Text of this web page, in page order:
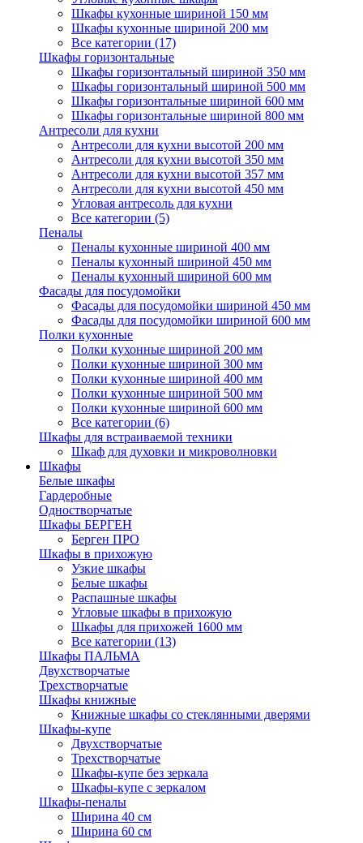
Шкафы кухонные шириной 150 мм
Шкафы кухонные шириной 200 мм
Все категории (17)
Шкафы горизонтальные
Шкафы горизонтальный шириной 350 мм
Шкафы горизонтальный шириной 500 мм
Шкафы горизонтальные шириной 600 мм
Шкафы горизонтальные шириной 800 мм
Антресоли для кухни
Антресоли для кухни высотой 200 мм
Антресоли для кухни высотой 350 мм
Антресоли для кухни высотой 357 мм
Антресоли для кухни высотой 450 мм
Угловая антресоль для кухни
Все категории (5)
Пеналы
Пеналы кухонные шириной 400 мм
Пеналы кухонный шириной 450 мм
Пеналы кухонный шириной 600 мм
Фасады для посудомойки
Фасады для посудомойки шириной 450 мм
Фасады для посудомойки шириной 600 мм
Полки кухонные
Полки кухонные шириной 200 мм
Полки кухонные шириной 300 мм
Полки кухонные шириной 400 мм
Полки кухонные шириной 500 мм
Полки кухонные шириной 600 мм
Все категории (6)
Шкафы для встраиваемой техники
Шкаф для духовки и микроволновки
Шкафы
Белые шкафы
Гардеробные
Одностворчатые
Шкафы БЕРГЕН
Берген ПРО
Шкафы в прихожую
Узкие шкафы
Белые шкафы
Распашные шкафы
Угловые шкафы в прихожую
Шкафы для прихожей 1600 мм
Все категории (13)
Шкафы ПАЛЬМА
Двухстворчатые
Трехстворчатые
Шкафы книжные
Книжные шкафы со стеклянными дверями
Шкафы-купе
Двухстворчатые
Трехстворчатые
Шкафы-купе без зеркала
Шкафы-купе с зеркалом
Шкафы-пеналы
Ширина 40 см
Ширина 60 см